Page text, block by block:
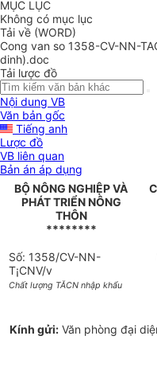
MỤC LỤC
Không có mục lục
Tải về (WORD)
Cong van so 1358-CV-NN-
dinh).doc
Tải lược đồ
Nội dung VB
Văn bản gốc
Tiếng anh
Lược đồ
VB liên quan
Bản án áp dụng
BỘ NÔNG NGHIỆP VÀ
PHÁT TRIỂN NÔNG
THÔN
********
Số: 1358/CV-NN-
T¡CNV/v
Chất lượng TĂCN nhập khẩu
Kính gửi:Văn phòng đại